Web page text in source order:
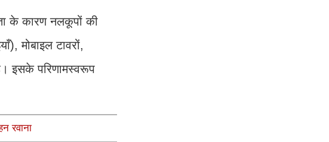
के कारण नलकूपों की
मोबाइल टावरों,
इसके परिणामस्वरूप
रवाना